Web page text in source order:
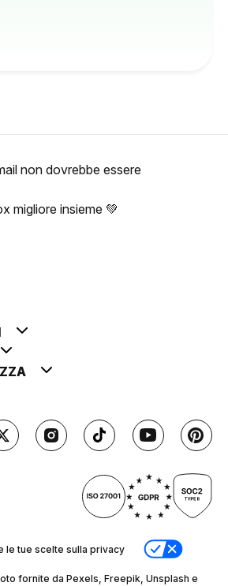
non dovrebbe essere
migliore insieme 💚
le tue scelte sulla privacy
fornite da Pexels, Freepik, Unsplash e